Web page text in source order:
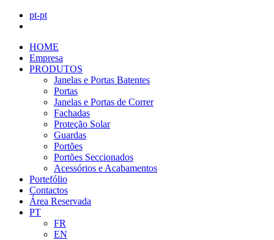
pt-pt
HOME
Empresa
PRODUTOS
Janelas e Portas Batentes
Portas
Janelas e Portas de Correr
Fachadas
Proteção Solar
Guardas
Portões
Portões Seccionados
Acessórios e Acabamentos
Portefólio
Contactos
Área Reservada
PT
FR
EN